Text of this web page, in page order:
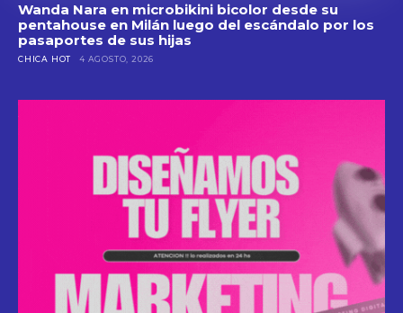
Wanda Nara en microbikini bicolor desde su
pentahouse en Milán luego del escándalo por los
pasaportes de sus hijas
CHICA HOT 4 AGOSTO, 2026